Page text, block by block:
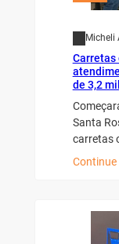
Micheli
de 3,2
Santa
carretas
Continue